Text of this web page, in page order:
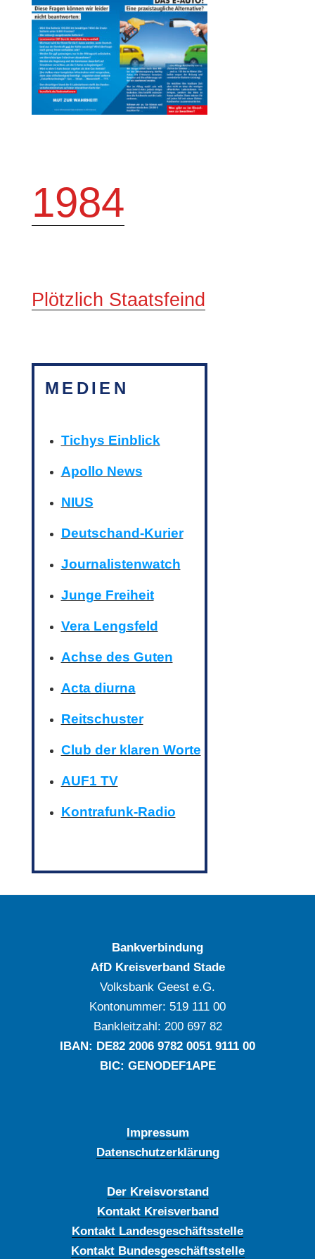
1984
Plötzlich Staatsfeind
MEDIEN
Tichys Einblick
Apollo News
NIUS
Deutschand-Kurier
Journalistenwatch
Junge Freiheit
Vera Lengsfeld
Achse des Guten
Acta diurna
Reitschuster
Club der klaren Worte
AUF1 TV
Kontrafunk-Radio
Bankverbindung
AfD Kreisverband Stade
Volksbank Geest e.G.
Kontonummer: ‍519 111 00
Bankleitzahl: ‍200 697 82
IBAN: DE‍82 ‍2006 ‍9782 ‍0051 ‍9111 ‍00
BIC: GENODEF1APE
Impressum
Datenschutzerklärung
Der Kreisvorstand
Kontakt Kreisverband
Kontakt Landesgeschäftsstelle
Kontakt Bundesgeschäftsstelle